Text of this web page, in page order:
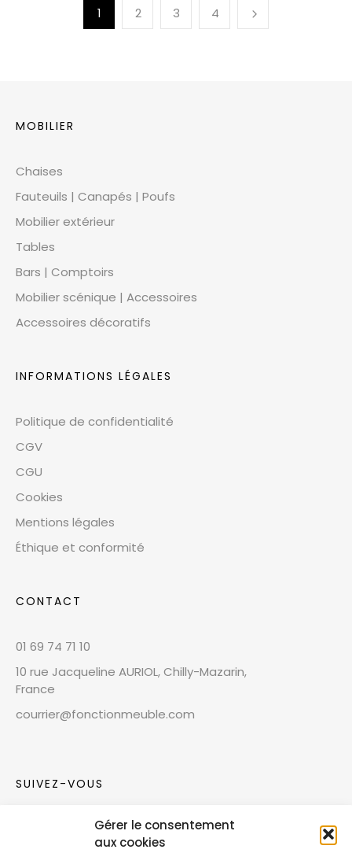
Gérer le consentement
aux cookies
1 2 3 4
MOBILIER
Chaises
Fauteuils | Canapés | Poufs
Mobilier extérieur
Tables
Bars | Comptoirs
Mobilier scénique | Accessoires
Accessoires décoratifs
INFORMATIONS LÉGALES
Politique de confidentialité
CGV
CGU
Cookies
Mentions légales
Éthique et conformité
CONTACT
01 69 74 71 10
10 rue Jacqueline AURIOL, Chilly-Mazarin,
France
courrier@fonctionmeuble.com
SUIVEZ-VOUS
Rejoignez notre communauté sur les réseaux